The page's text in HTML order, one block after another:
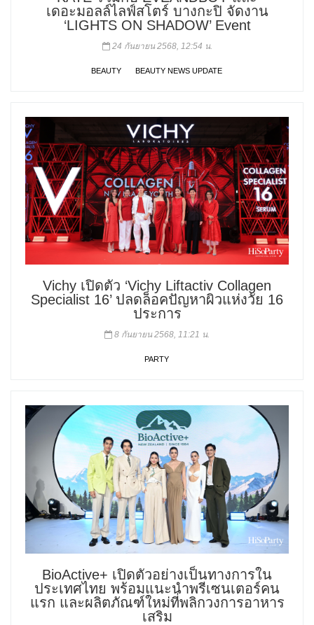
เดอะมอลล์ไลฟ์สโตร์ บางกะปิ จัดงาน
‘LIGHTS ON SHADOW’ Event
24 กันยายน 2568, 12:54 น.
BEAUTY BEAUTY NEWS UPDATE
Vichy เปิดตัว ‘Vichy Liftactiv Collagen
Specialist 16’ ปลดล็อคปัญหาผิวแห่งวัย 16
ประการ
8 กันยายน 2568, 11:21 น.
PARTY
BioActive+ เปิดตัวอย่างเป็นทางการใน
ประเทศไทย พร้อมแนะนำพรีเซนเตอร์คน
แรก และผลิตภัณฑ์ใหม่ที่พลิกวงการอาหาร
เสริม